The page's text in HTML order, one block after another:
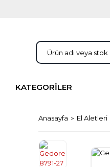
KATEGORİLER
Anasayfa El Aletleri